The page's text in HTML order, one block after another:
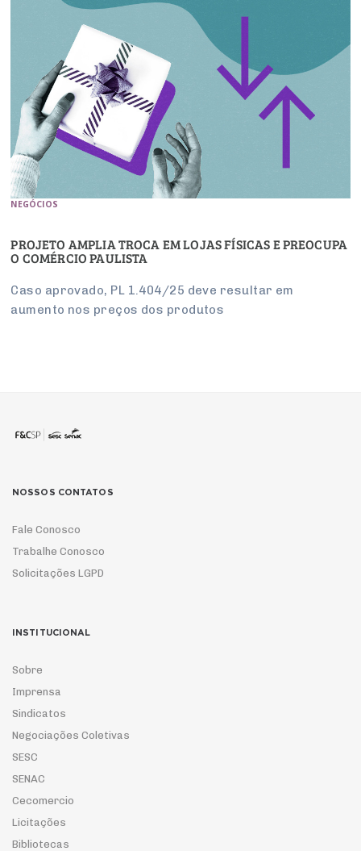
NEGÓCIOS
PROJETO AMPLIA TROCA EM LOJAS FÍSICAS E PREOCUPA
O COMÉRCIO PAULISTA
Caso aprovado, PL 1.404/25 deve resultar em
aumento nos preços dos produtos
NOSSOS CONTATOS
Fale Conosco
Trabalhe Conosco
Solicitações LGPD
INSTITUCIONAL
Sobre
Imprensa
Sindicatos
Negociações Coletivas
SESC
SENAC
Cecomercio
Licitações
Bibliotecas